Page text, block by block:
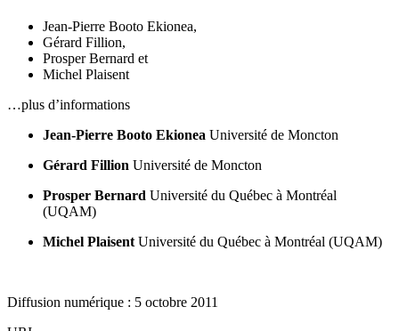
Jean-Pierre Booto Ekionea,
Gérard Fillion,
Prosper Bernard et
Michel Plaisent
…plus d’informations
Jean-Pierre Booto Ekionea Université de Moncton
Gérard Fillion Université de Moncton
Prosper Bernard Université du Québec à Montréal
(UQAM)
Michel Plaisent Université du Québec à Montréal (UQAM)
Diffusion numérique : 5 octobre 2011